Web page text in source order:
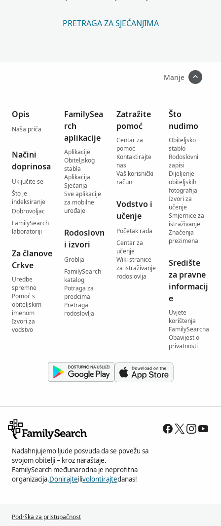
PRETRAGA ZA SJEĆANJIMA
Manje
Opis
Naša priča
Načini
doprinosa
Uključite se
Što je
indeksiranje
Dobrovoljac
FamilySearch
laboratoriji
Za članove
Crkve
Uredbe
spremne
Pomoć s
obiteljskim
imenom
Izvori za
vodstvo
FamilySea
rch
aplikacije
Aplikacije
Obiteljskog
stabla
Aplikacija
Sjećanja
Sve aplikacije
za mobilne
uređaje
Rodoslovn
i izvori
Groblja
FamilySearch
katalog
Potraga za
predcima
Pretraga
rodoslovlja
Zatražite
pomoć
Centar za
pomoć
Kontaktirajte
nas
Vaš korisnički
račun
Vodstvo i
učenje
Početak rada
Centar za
učenje
Wiki stranice
za istraživanje
rodoslovlja
Što
nudimo
Obiteljsko
stablo
Rodoslovni
zapisi
Dijeljenje
obiteljskih
fotografija
Izvori za
učenje
Smjernice za
istraživanje
Značenja
prezimena
Središte
za pravne
informacij
e
Uvjete
korištenja
FamilySearcha
Obavijest o
privatnosti
Nadahnjujemo ljude posvuda da se povežu sa
svojom obitelji – kroz naraštaje.
FamilySearch međunarodna je neprofitna
organizacija.Donirajteilivolontirajtedanas!
Podrška za pristupačnost